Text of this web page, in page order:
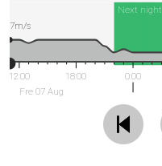
Next night
12:00
Fre 07 Aug
18:00 0:00
7m/s